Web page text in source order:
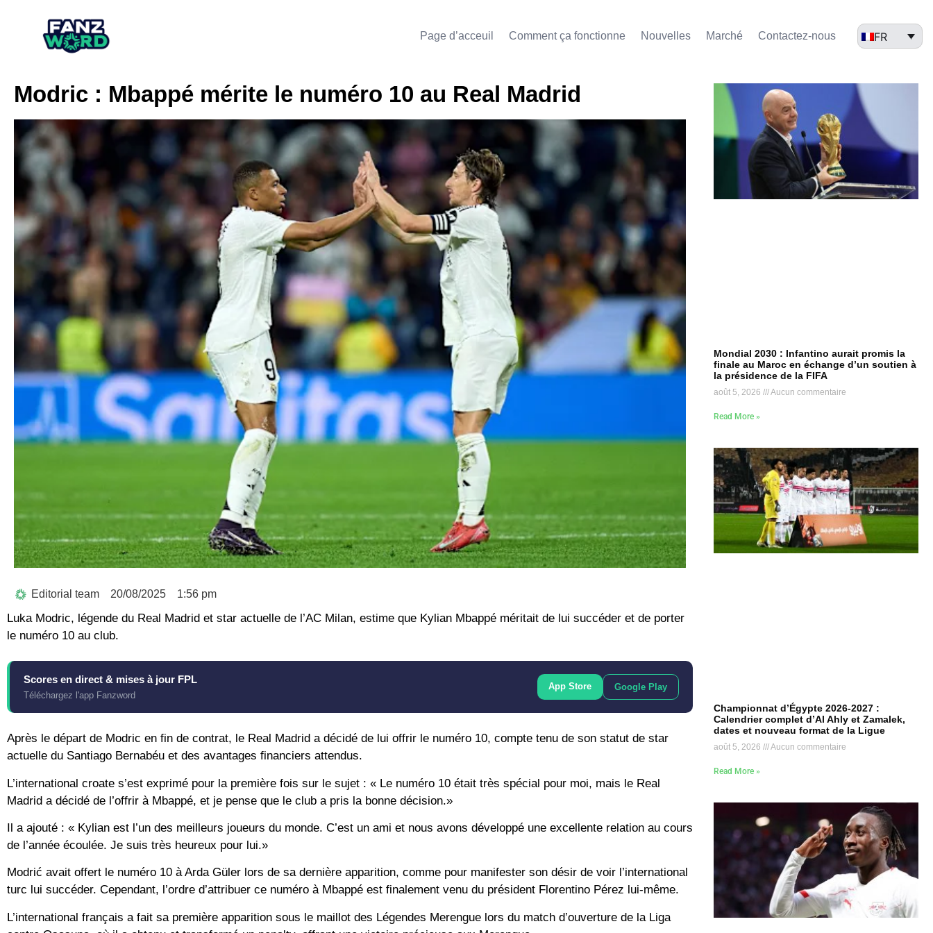
Page d’acceuil Comment ça fonctionne Nouvelles Marché​ Contactez-nous FR
Modric : Mbappé mérite le numéro 10 au Real Madrid
Editorial team 20/08/2025 1:56 pm
Luka Modric, légende du Real Madrid et star actuelle de l’AC Milan, estime que Kylian Mbappé méritait de lui succéder et de porter
le numéro 10 au club.
Scores en direct & mises à jour FPL
Téléchargez l'app Fanzword
App Store Google Play
Après le départ de Modric en fin de contrat, le Real Madrid a décidé de lui offrir le numéro 10, compte tenu de son statut de star
actuelle du Santiago Bernabéu et des avantages financiers attendus.
L’international croate s’est exprimé pour la première fois sur le sujet : « Le numéro 10 était très spécial pour moi, mais le Real
Madrid a décidé de l’offrir à Mbappé, et je pense que le club a pris la bonne décision.»
Il a ajouté : « Kylian est l’un des meilleurs joueurs du monde. C’est un ami et nous avons développé une excellente relation au cours
de l’année écoulée. Je suis très heureux pour lui.»
Modrić avait offert le numéro 10 à Arda Güler lors de sa dernière apparition, comme pour manifester son désir de voir l’international
turc lui succéder. Cependant, l’ordre d’attribuer ce numéro à Mbappé est finalement venu du président Florentino Pérez lui-même.
L’international français a fait sa première apparition sous le maillot des Légendes Merengue lors du match d’ouverture de la Liga
Mondial 2030 : Infantino aurait promis la
finale au Maroc en échange d’un soutien à
la présidence de la FIFA
août 5, 2026 Aucun commentaire
Read More »
Championnat d’Égypte 2026-2027 :
Calendrier complet d’Al Ahly et Zamalek,
dates et nouveau format de la Ligue
août 5, 2026 Aucun commentaire
Read More »